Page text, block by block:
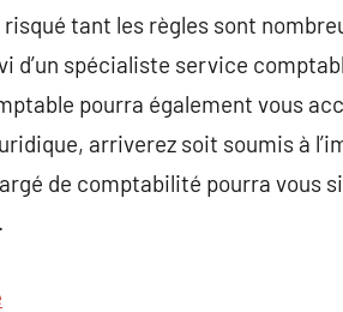
tant les règles sont
spécialiste service
pourra également vous
arriverez soit soumis à
de comptabilité pourra vous